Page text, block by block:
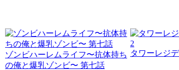
ゾンビハーレムライフ〜抗体持ち
の俺と爆乳ゾンビ〜 第七話
タワーレジ